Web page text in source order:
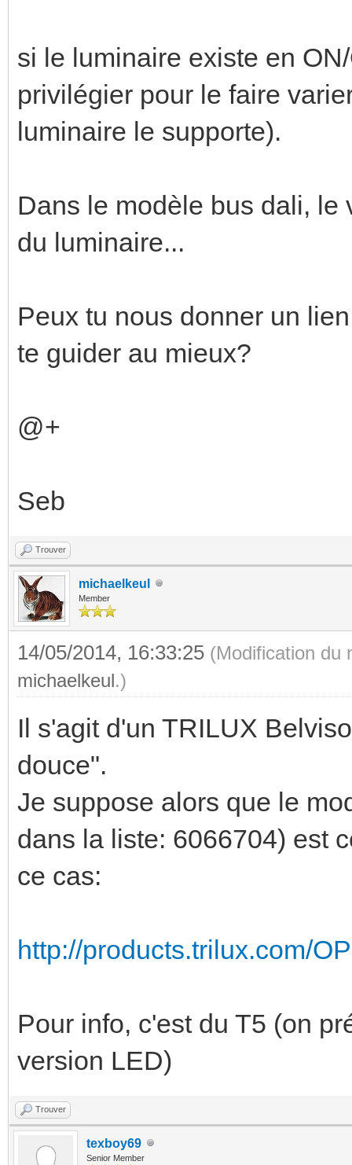
si le luminaire existe en
privilégier pour le faire
luminaire le supporte).
Dans le modèle bus dali, le
du luminaire...
Peux tu nous donner un
te guider au mieux?
@+
Seb
Trouver
michaelkeul
Member
14/05/2014, 16:33:25 (Modification du
michaelkeul.)
Il s'agit d'un TRILUX
douce".
Je suppose alors que le
dans la liste: 6066704) est
ce cas:
http://products.trilux.com/
Pour info, c'est du T5 (on
version LED)
Trouver
texboy69
Senior Member